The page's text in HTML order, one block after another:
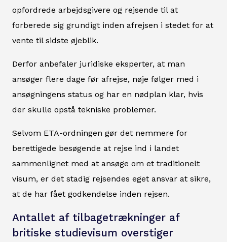
opfordrede arbejdsgivere og rejsende til at
forberede sig grundigt inden afrejsen i stedet for at
vente til sidste øjeblik.
Derfor anbefaler juridiske eksperter, at man
ansøger flere dage før afrejse, nøje følger med i
ansøgningens status og har en nødplan klar, hvis
der skulle opstå tekniske problemer.
Selvom ETA-ordningen gør det nemmere for
berettigede besøgende at rejse ind i landet
sammenlignet med at ansøge om et traditionelt
visum, er det stadig rejsendes eget ansvar at sikre,
at de har fået godkendelse inden rejsen.
Antallet af tilbagetrækninger af
britiske studievisum overstiger